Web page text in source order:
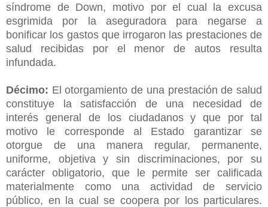
síndrome de Down, motivo por el cual la excusa
esgrimida por la aseguradora para negarse a
bonificar los gastos que irrogaron las prestaciones de
salud recibidas por el menor de autos resulta
infundada.
Décimo: El otorgamiento de una prestación de salud
constituye la satisfacción de una necesidad de
interés general de los ciudadanos y que por tal
motivo le corresponde al Estado garantizar se
otorgue de una manera regular, permanente,
uniforme, objetiva y sin discriminaciones, por su
carácter obligatorio, que le permite ser calificada
materialmente como una actividad de servicio
público, en la cual se coopera por los particulares.